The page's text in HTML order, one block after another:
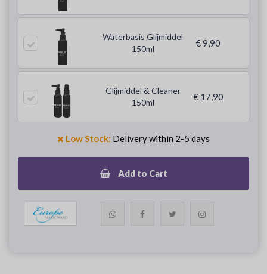
Waterbasis Glijmiddel
150ml
€ 9,90
Glijmiddel & Cleaner
150ml
€ 17,90
Low Stock: Delivery within 2-5 days
Add to Cart